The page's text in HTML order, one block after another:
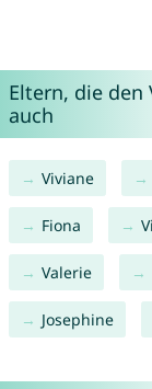
Eltern, die den
auch
Viviane
Fiona
Valerie
Josephine